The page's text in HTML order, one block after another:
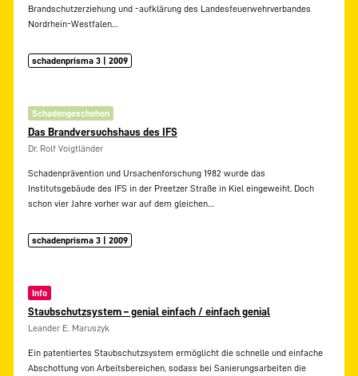
Brandschutzerziehung und -aufklärung des Landesfeuerwehrverbandes
Nordrhein-Westfalen…
schadenprisma 3 | 2009
Schadengeschehen
Das Brandversuchshaus des IFS
Dr. Rolf Voigtländer
Schadenprävention und Ursachenforschung 1982 wurde das
Institutsgebäude des IFS in der Preetzer Straße in Kiel eingeweiht. Doch
schon vier Jahre vorher war auf dem gleichen…
schadenprisma 3 | 2009
Info
Staubschutzsystem – genial einfach / einfach genial
Leander E. Maruszyk
Ein patentiertes Staubschutzsystem ermöglicht die schnelle und einfache
Abschottung von Arbeitsbereichen, sodass bei Sanierungsarbeiten die